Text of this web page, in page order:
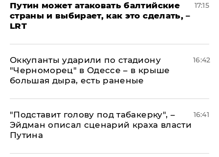
Путин может атаковать балтийские
страны и выбирает, как это сделать, –
LRT
17:15
Оккупанты ударили по стадиону
"Черноморец" в Одессе – в крыше
большая дыра, есть раненые
16:42
​"Подставит голову под табакерку", –
Эйдман описал сценарий краха власти
Путина
16:41